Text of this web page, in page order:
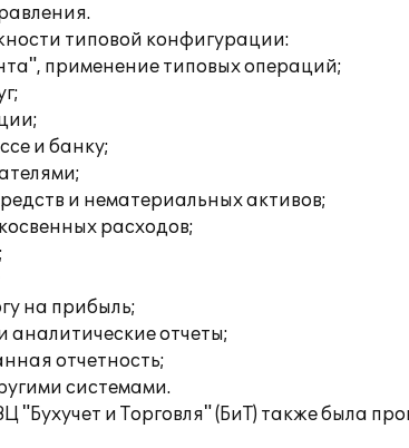
типовой конфигурации:
применение типовых операций;
и банку;
и нематериальных активов;
расходов;
на прибыль;
аналитические отчеты;
отчетность;
системами.
"Бухучет и Торговля" (БиТ) также была